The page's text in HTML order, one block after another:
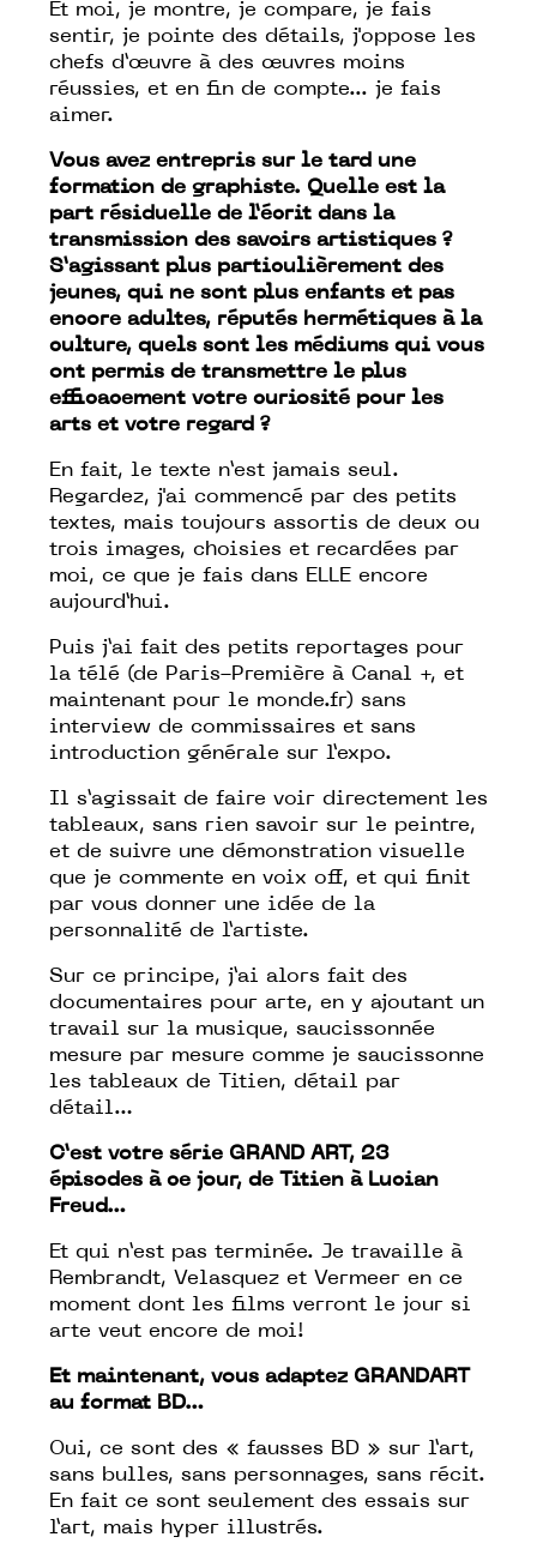
Et moi, je montre, je compare, je fais
sentir, je pointe des détails, j'oppose les
chefs d’œuvre à des œuvres moins
réussies, et en fin de compte... je fais
aimer.
Vous avez entrepris sur le tard une
formation de graphiste. Quelle est la
part résiduelle de l’écrit dans la
transmission des savoirs artistiques ?
S’agissant plus particulièrement des
jeunes, qui ne sont plus enfants et pas
encore adultes, réputés hermétiques à la
culture, quels sont les médiums qui vous
ont permis de transmettre le plus
efficacement votre curiosité pour les
arts et votre regard ?
En fait, le texte n’est jamais seul.
Regardez, j'ai commencé par des petits
textes, mais toujours assortis de deux ou
trois images, choisies et recardées par
moi, ce que je fais dans ELLE encore
aujourd’hui.
Puis j’ai fait des petits reportages pour
la télé (de Paris-Première à Canal +, et
maintenant pour le monde.fr) sans
interview de commissaires et sans
introduction générale sur l’expo.
Il s’agissait de faire voir directement les
tableaux, sans rien savoir sur le peintre,
et de suivre une démonstration visuelle
que je commente en voix off, et qui finit
par vous donner une idée de la
personnalité de l’artiste.
Sur ce principe, j’ai alors fait des
documentaires pour arte, en y ajoutant un
travail sur la musique, saucissonnée
mesure par mesure comme je saucissonne
les tableaux de Titien, détail par
détail…
C’est votre série GRAND ART, 23
épisodes à ce jour, de Titien à Lucian
Freud…
Et qui n’est pas terminée. Je travaille à
Rembrandt, Velasquez et Vermeer en ce
moment dont les films verront le jour si
arte veut encore de moi!
Et maintenant, vous adaptez GRANDART
au format BD…
Oui, ce sont des « fausses BD » sur l’art,
sans bulles, sans personnages, sans récit.
En fait ce sont seulement des essais sur
l’art, mais hyper illustrés.